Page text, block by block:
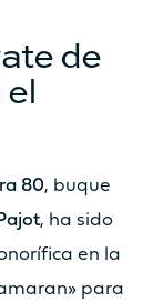
de
80, buque
, ha sido
en la
para